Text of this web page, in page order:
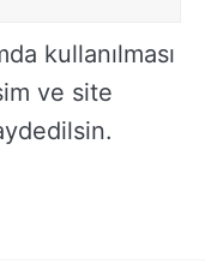
kullanılması
ve site